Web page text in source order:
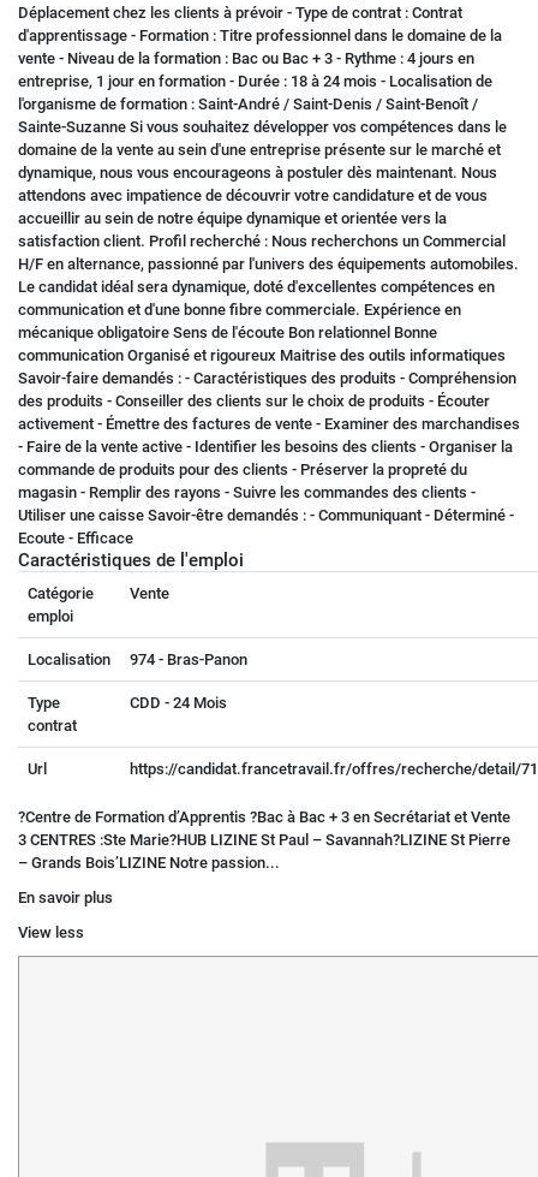
Déplacement chez les clients à prévoir - Type de contrat : Contrat
d'apprentissage - Formation : Titre professionnel dans le domaine de la
vente - Niveau de la formation : Bac ou Bac + 3 - Rythme : 4 jours en
entreprise, 1 jour en formation - Durée : 18 à 24 mois - Localisation de
l'organisme de formation : Saint-André / Saint-Denis / Saint-Benoît /
Sainte-Suzanne Si vous souhaitez développer vos compétences dans le
domaine de la vente au sein d'une entreprise présente sur le marché et
dynamique, nous vous encourageons à postuler dès maintenant. Nous
attendons avec impatience de découvrir votre candidature et de vous
accueillir au sein de notre équipe dynamique et orientée vers la
satisfaction client. Profil recherché : Nous recherchons un Commercial
H/F en alternance, passionné par l'univers des équipements automobiles.
Le candidat idéal sera dynamique, doté d'excellentes compétences en
communication et d'une bonne fibre commerciale. Expérience en
mécanique obligatoire Sens de l'écoute Bon relationnel Bonne
communication Organisé et rigoureux Maitrise des outils informatiques
Savoir-faire demandés : - Caractéristiques des produits - Compréhension
des produits - Conseiller des clients sur le choix de produits - Écouter
activement - Émettre des factures de vente - Examiner des marchandises
- Faire de la vente active - Identifier les besoins des clients - Organiser la
commande de produits pour des clients - Préserver la propreté du
magasin - Remplir des rayons - Suivre les commandes des clients -
Utiliser une caisse Savoir-être demandés : - Communiquant - Déterminé -
Ecoute - Efficace
Caractéristiques de l'emploi
Catégorie
emploi
Vente
Localisation 974 - Bras-Panon
Type
contrat
CDD - 24 Mois
Url https://candidat.francetravail.fr/offres/recherche/detail/
?Centre de Formation d’Apprentis ?Bac à Bac + 3 en Secrétariat et Vente
3 CENTRES :Ste Marie?HUB LIZINE St Paul – Savannah?LIZINE St Pierre
– Grands Bois’LIZINE Notre passion...
En savoir plus
View less